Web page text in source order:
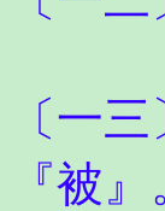
〔一
『被